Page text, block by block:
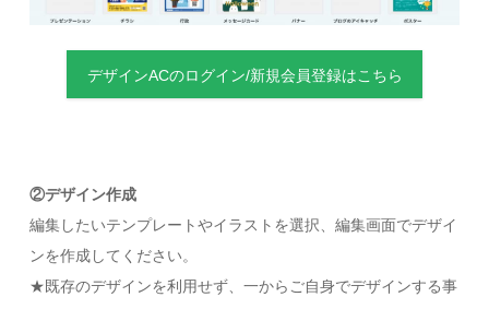
デザインACのログイン/新規会員登録はこちら
②デザイン作成
編集したいテンプレートやイラストを選択、編集画面でデザイ
ンを作成してください。
★既存のデザインを利用せず、一からご自身でデザインする事